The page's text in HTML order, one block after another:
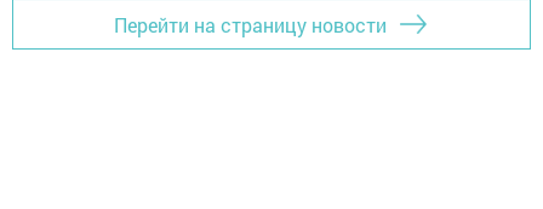
Перейти на страницу новости